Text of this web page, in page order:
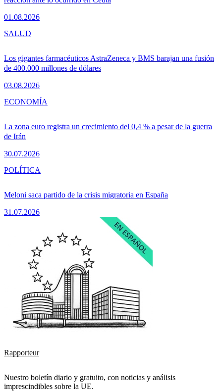
01.08.2026
Los gigantes farmacéuticos AstraZeneca y BMS barajan una fusión
de 400.000 millones de dólares
03.08.2026
SALUD
La zona euro registra un crecimiento del 0,4 % a pesar de la guerra
de Irán
30.07.2026
ECONOMÍA
Meloni saca partido de la crisis migratoria en España
31.07.2026
POLÍTICA
Rapporteur
Nuestro boletín diario y gratuito, con noticias y análisis
imprescindibles sobre la UE.